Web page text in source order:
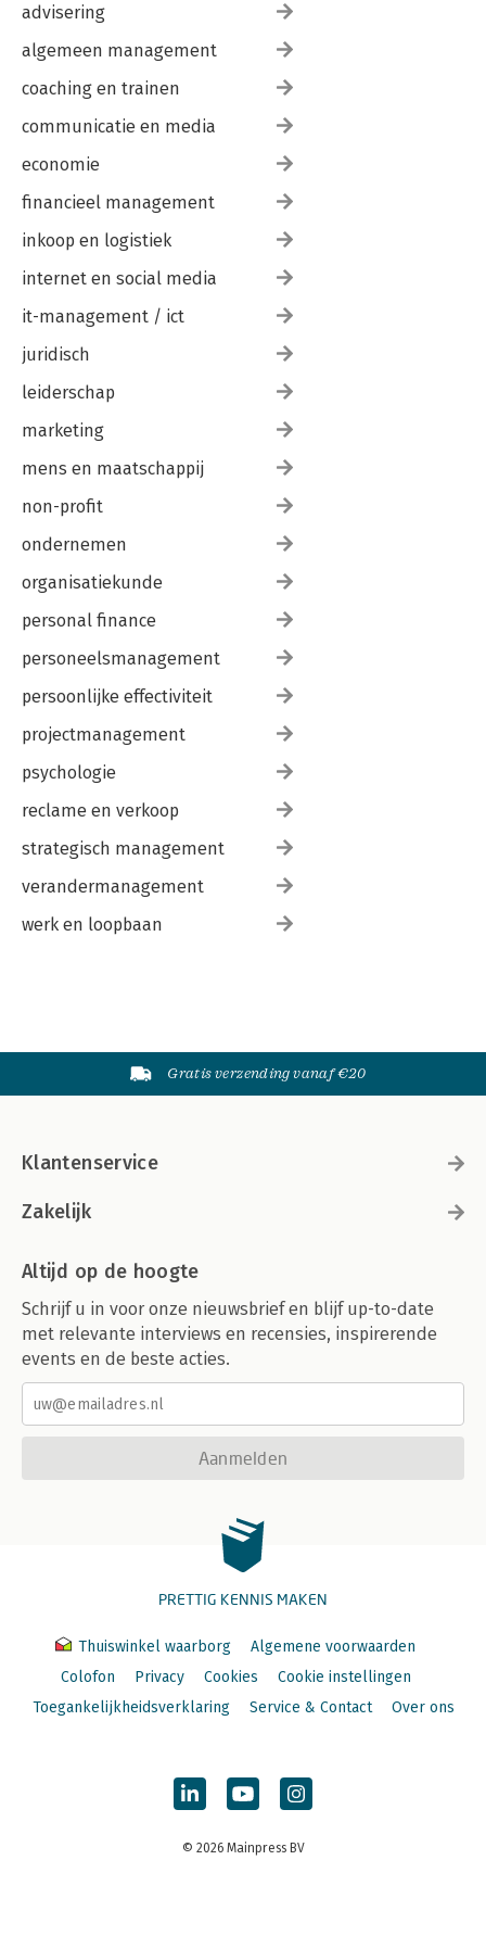
advisering
algemeen management
coaching en trainen
communicatie en media
economie
financieel management
inkoop en logistiek
internet en social media
it-management / ict
juridisch
leiderschap
marketing
mens en maatschappij
non-profit
ondernemen
organisatiekunde
personal finance
personeelsmanagement
persoonlijke effectiviteit
projectmanagement
psychologie
reclame en verkoop
strategisch management
verandermanagement
werk en loopbaan
Gratis verzending vanaf €20
Klantenservice
Zakelijk
Altijd op de hoogte
Schrijf u in voor onze nieuwsbrief en blijf up-to-date
met relevante interviews en recensies, inspirerende
events en de beste acties.
Aanmelden
PRETTIG KENNIS MAKEN
Thuiswinkel waarborg
Algemene voorwaarden
Colofon
Privacy Cookies
Cookie instellingen
Toegankelijkheidsverklaring
Service & Contact Over ons
© 2026 Mainpress BV